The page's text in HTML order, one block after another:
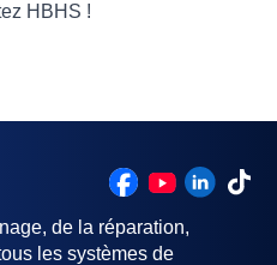
HBHS !
de la réparation,
les systèmes de